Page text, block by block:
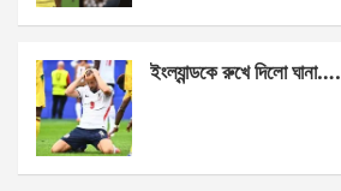
ইংল্যান্ডকে রুখে দিলো ঘানা….